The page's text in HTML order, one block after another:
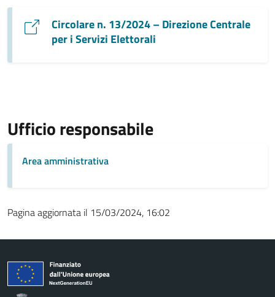
Circolare n. 13/2024 – Direzione Centrale
per i Servizi Elettorali
Ufficio responsabile
Area amministrativa
Pagina aggiornata il 15/03/2024, 16:02